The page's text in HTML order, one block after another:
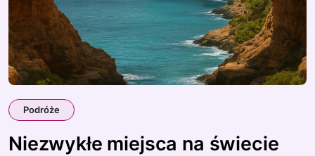
Podróże
Niezwykłe miejsca na świecie